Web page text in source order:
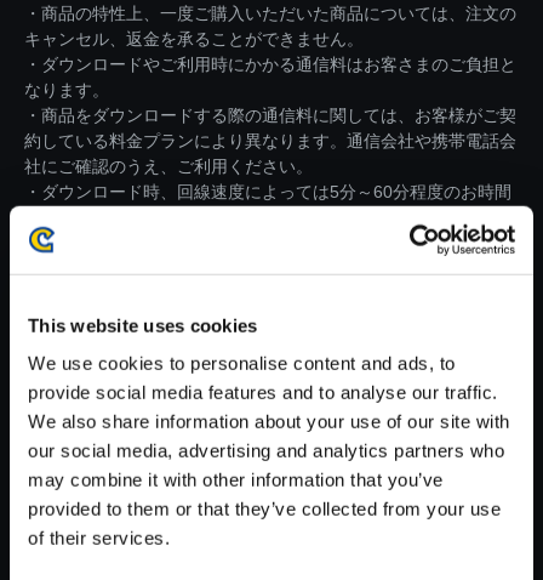
This website uses cookies
We use cookies to personalise content and ads, to
provide social media features and to analyse our traffic.
We also share information about your use of our site with
our social media, advertising and analytics partners who
may combine it with other information that you’ve
provided to them or that they’ve collected from your use
of their services.
・商品の特性上、一度ご購入いただいた商品については、注文の
キャンセル、返金を承ることができません。
・ダウンロードやご利用時にかかる通信料はお客さまのご負担と
なります。
・商品をダウンロードする際の通信料に関しては、お客様がご契
約している料金プランにより異なります。通信会社や携帯電話会
社にご確認のうえ、ご利用ください。
・ダウンロード時、回線速度によっては5分～60分程度のお時間
※ご購入いただいたファイルのダウンロードの際には、通信環境
【単曲】モンスターハンターラ
イズ オリジナルサウンドトラッ
ク 帰郷